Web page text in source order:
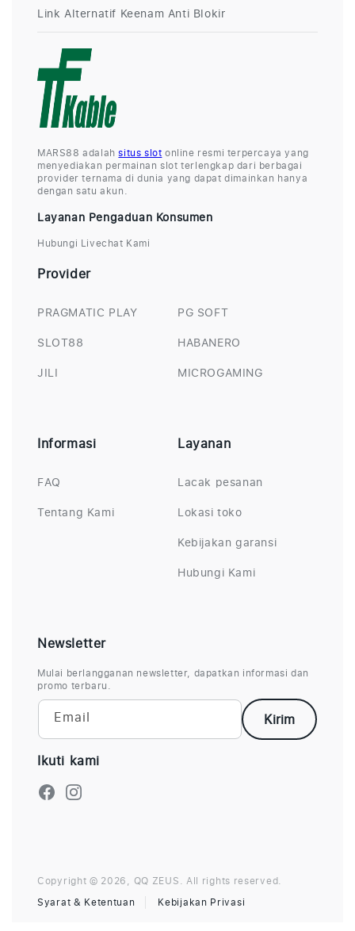
Link Alternatif Keenam Anti Blokir
MARS88 adalahsitus slot online resmi terpercaya yang
menyediakan permainan slot terlengkap dari berbagai
provider ternama di dunia yang dapat dimainkan hanya
dengan satu akun.
Layanan Pengaduan Konsumen
Hubungi Livechat Kami
Provider
PRAGMATIC PLAY
PG SOFT
SLOT88
HABANERO
JILI
MICROGAMING
Informasi
FAQ
Tentang Kami
Layanan
Lacak pesanan
Lokasi toko
Kebijakan garansi
Hubungi Kami
Newsletter
Mulai berlangganan newsletter, dapatkan informasi dan
promo terbaru.
Email Kirim
Ikuti kami
FacebookInstagram
Copyright © 2026, QQ ZEUS. All rights reserved.
Syarat & Ketentuan
Kebijakan Privasi